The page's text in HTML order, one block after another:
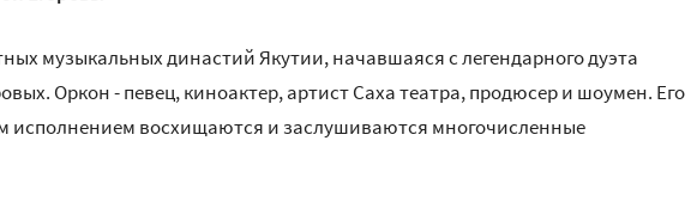
музыкальных династий Якутии, начавшаяся с легендарного дуэта
Оркон - певец, киноактер, артист Саха театра, продюсер и шоумен. Его
исполнением восхищаются и заслушиваются многочисленные